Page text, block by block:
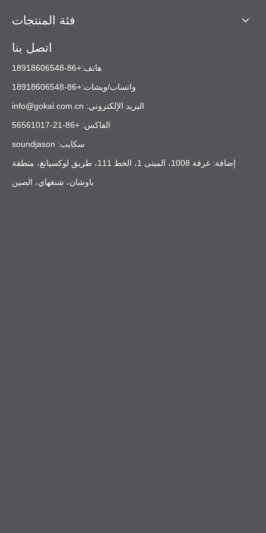
فئة المنتجات
اتصل بنا
هاتف:+86-18918606548
واتساب/ويشات:+86-18918606548
البريد الإلكتروني: info@gokai.com.cn
الفاكس: +86-21-56561017
سكايب: soundjason
إضافة: غرفة 1008، المبنى 1، الخط 111، طريق لوكسيانغ، منطقة
باوشان، شنغهاي، الصين